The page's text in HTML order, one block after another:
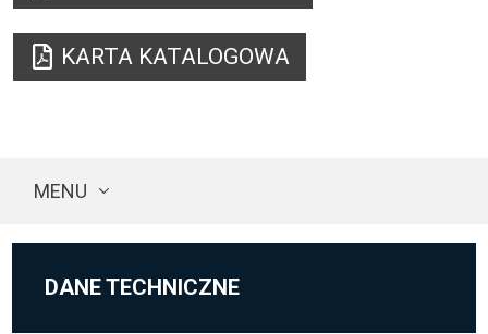
KARTA KATALOGOWA
MENU
DANE TECHNICZNE